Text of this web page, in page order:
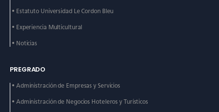
• Estatuto Universidad LeCordon Bleu
• Experiencia Multicultural
• Noticias
PREGRADO
• Administración de Empresas y Servicios
• Administración de Negocios Hoteleros y Turísticos